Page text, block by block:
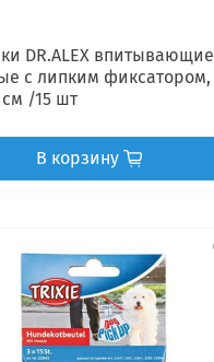
DR.ALEX впитывающие
с липким фиксатором,
см /15 шт
В корзину